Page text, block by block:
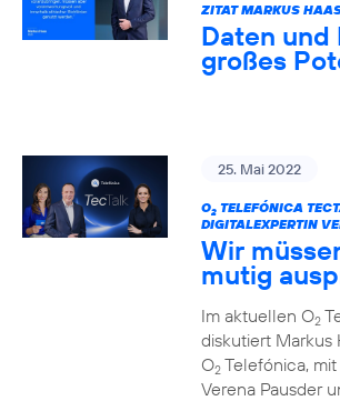
ZITAT MARKUS
Daten und
großes
25. Mai 2022
O2TELEFÓNICA
DIGITALEXPERTIN
Wir
mutig
Im aktuellen O2
diskutiert Markus
O2Telefónica,
Verena Pausder